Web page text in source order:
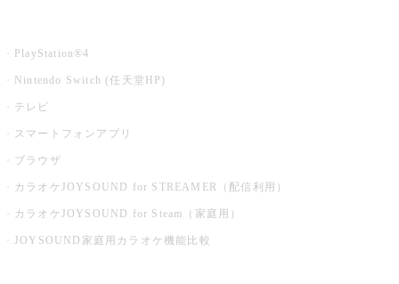
PlayStation®4
Nintendo Switch (任天堂HP)
テレビ
スマートフォンアプリ
ブラウザ
カラオケJOYSOUND for STREAMER（配信利用）
カラオケJOYSOUND for Steam（家庭用）
JOYSOUND家庭用カラオケ機能比較